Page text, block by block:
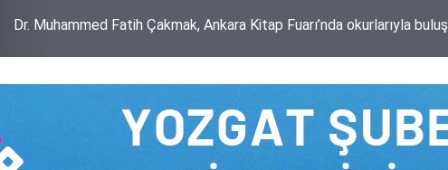
Diyanet İşleri Başkanlığı ile Türkiye Diyanet Vakfı milyonları sevindirdi